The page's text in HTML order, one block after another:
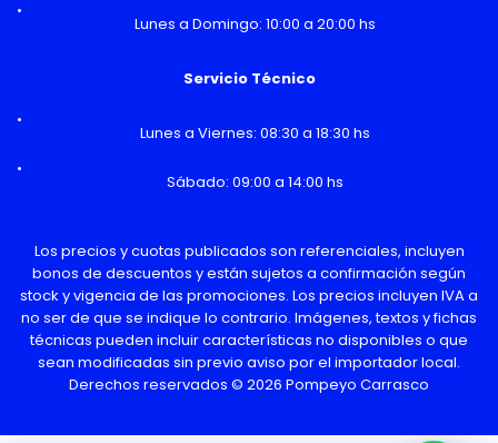
Lunes a Domingo: 10:00 a 20:00 hs
Servicio Técnico
Lunes a Viernes: 08:30 a 18:30 hs
Sábado: 09:00 a 14:00 hs
Los precios y cuotas publicados son referenciales, incluyen
bonos de descuentos y están sujetos a confirmación según
stock y vigencia de las promociones. Los precios incluyen IVA a
no ser de que se indique lo contrario. Imágenes, textos y fichas
técnicas pueden incluir características no disponibles o que
sean modificadas sin previo aviso por el importador local.
Derechos reservados © 2026 Pompeyo Carrasco